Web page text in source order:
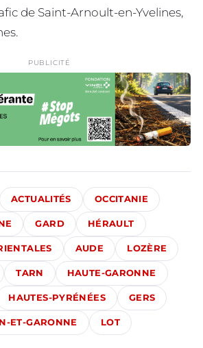
de Saint-Arnoult-en-Yvelines,
PUBLICITÉ
ACTUALITÉS OCCITANIE
GARD HÉRAULT
AUDE LOZÈRE
TARN HAUTE-GARONNE
HAUTES-PYRÉNÉES GERS
ET-GARONNE LOT